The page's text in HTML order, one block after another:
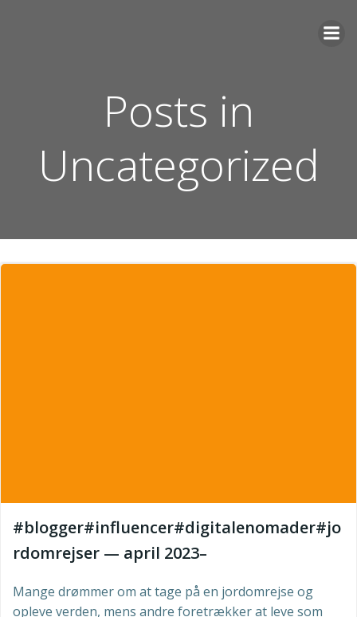
Posts in
Uncategorized
#blogger#influencer#digitalenomader#jo
rdomrejser — april 2023–
Mange drømmer om at tage på en jordomrejse og
opleve verden, mens andre foretrækker at leve som